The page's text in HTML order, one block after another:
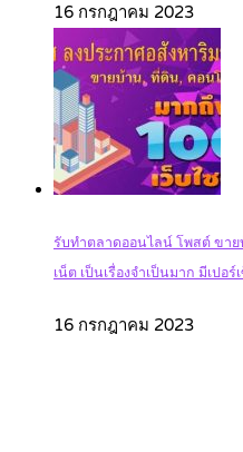
16 กรกฎาคม 2023
รับทำตลาดออนไลน์ โพสต์ ขา
เน็ต เป็นเรื่องจำเป็นมาก มีเปอ
16 กรกฎาคม 2023